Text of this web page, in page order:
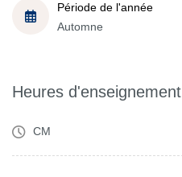
Période de l'année
Automne
Heures d'enseignement
CM